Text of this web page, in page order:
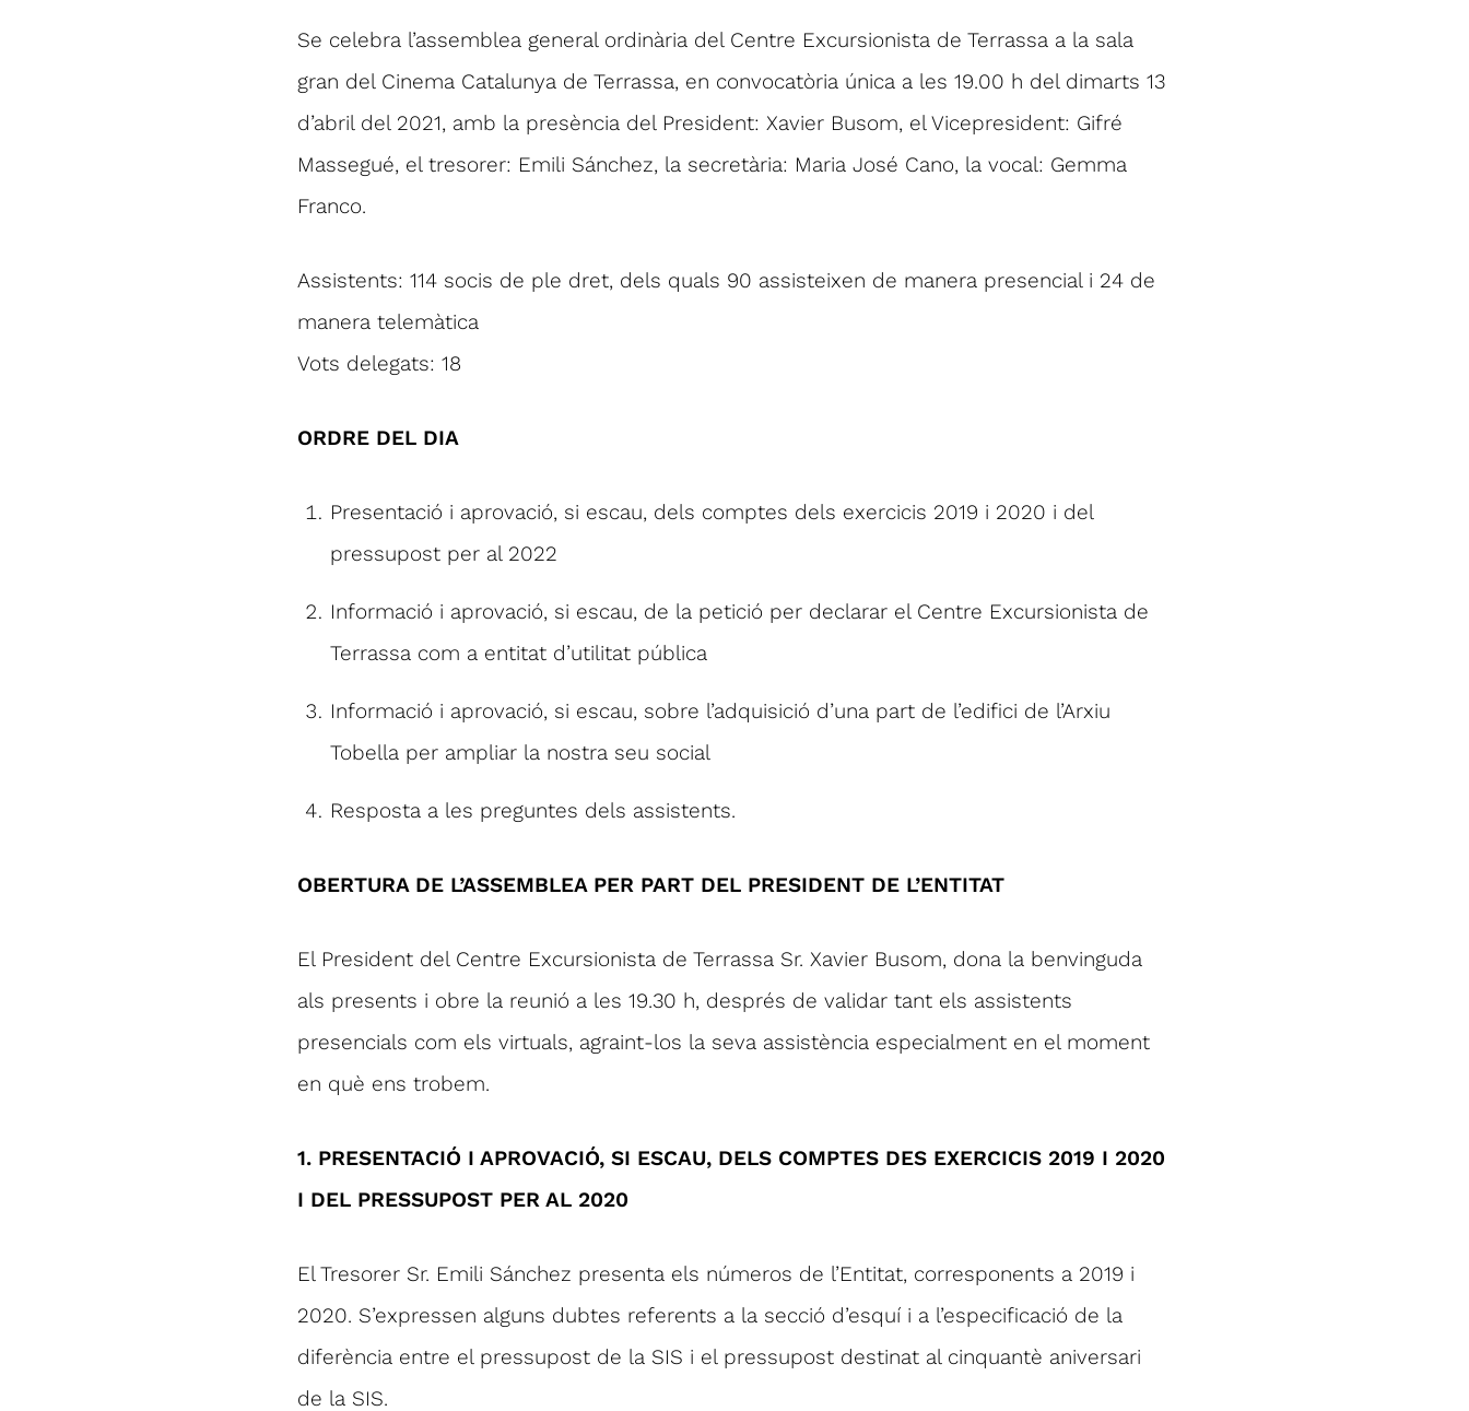
Se celebra l’assemblea general ordinària del Centre Excursionista de Terrassa a la sala
gran del Cinema Catalunya de Terrassa, en convocatòria única a les 19.00 h del dimarts 13
d’abril del 2021, amb la presència del President: Xavier Busom, el Vicepresident: Gifré
Massegué, el tresorer: Emili Sánchez, la secretària: Maria José Cano, la vocal: Gemma
Franco.
Assistents: 114 socis de ple dret, dels quals 90 assisteixen de manera presencial i 24 de
manera telemàtica
Vots delegats: 18
ORDRE DEL DIA
Presentació i aprovació, si escau, dels comptes dels exercicis 2019 i 2020 i del
pressupost per al 2022
Informació i aprovació, si escau, de la petició per declarar el Centre Excursionista de
Terrassa com a entitat d’utilitat pública
Informació i aprovació, si escau, sobre l’adquisició d’una part de l’edifici de l’Arxiu
Tobella per ampliar la nostra seu social
Resposta a les preguntes dels assistents.
OBERTURA DE L’ASSEMBLEA PER PART DEL PRESIDENT DE L’ENTITAT
El President del Centre Excursionista de Terrassa Sr. Xavier Busom, dona la benvinguda
als presents i obre la reunió a les 19.30 h, després de validar tant els assistents
presencials com els virtuals, agraint-los la seva assistència especialment en el moment
en què ens trobem.
1. PRESENTACIÓ I APROVACIÓ, SI ESCAU, DELS COMPTES DES EXERCICIS 2019 I 2020
I DEL PRESSUPOST PER AL 2020
El Tresorer Sr. Emili Sánchez presenta els números de l’Entitat, corresponents a 2019 i
2020. S’expressen alguns dubtes referents a la secció d’esquí i a l’especificació de la
diferència entre el pressupost de la SIS i el pressupost destinat al cinquantè aniversari
de la SIS.